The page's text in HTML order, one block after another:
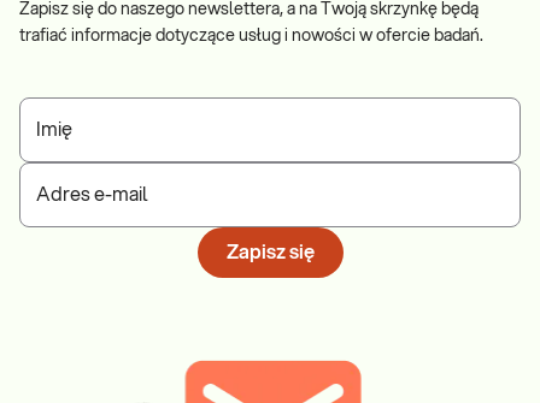
Zapisz się do naszego newslettera, a na Twoją skrzynkę będą
trafiać informacje dotyczące usług i nowości w ofercie badań.
Imię
Adres e-mail
Zapisz się